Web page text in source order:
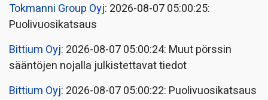
Tokmanni Group Oyj: 2026-08-07 05:00:25:
Puolivuosikatsaus
Bittium Oyj: 2026-08-07 05:00:24: Muut pörssin
sääntöjen nojalla julkistettavat tiedot
Bittium Oyj: 2026-08-07 05:00:22: Puolivuosikatsaus